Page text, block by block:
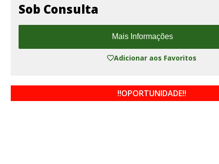
Sob Consulta
Mais Informações
Adicionar aos Favoritos
!!OPORTUNIDADE!!